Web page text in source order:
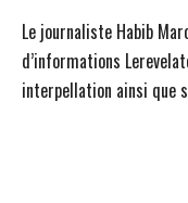
Le journaliste Habib
d’informations
interpellation ainsi que